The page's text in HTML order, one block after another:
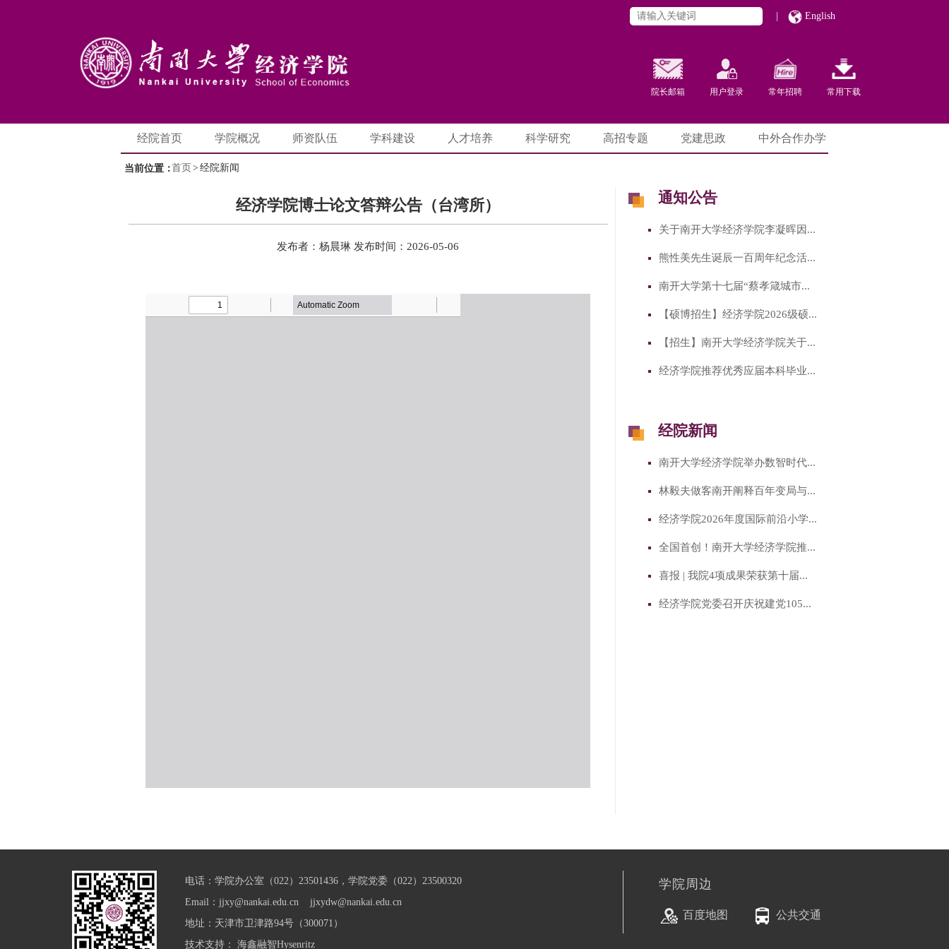
English
院长邮箱 用户登录 常年招聘 常用下载
经院首页 学院概况 师资队伍 学科建设 人才培养 科学研究 高招专题 党建思政 中外合作办学
当前位置：首页 > 经院新闻
经济学院博士论文答辩公告（台湾所）
发布者：杨晨琳 发布时间：2026-05-06
通知公告
关于南开大学经济学院李凝晖因...
熊性美先生诞辰一百周年纪念活...
南开大学第十七届“蔡孝箴城市...
【硕博招生】经济学院2026级硕...
【招生】南开大学经济学院关于...
经济学院推荐优秀应届本科毕业...
经院新闻
南开大学经济学院举办数智时代...
林毅夫做客南开阐释百年变局与...
经济学院2026年度国际前沿小学...
全国首创！南开大学经济学院推...
喜报 | 我院4项成果荣获第十届...
经济学院党委召开庆祝建党105...
电话：学院办公室（022）23501436，学院党委（022）23500320
Email：jjxy@nankai.edu.cn jjxydw@nankai.edu.cn
地址：天津市卫津路94号（300071）
技术支持： 海鑫融智Hysenritz
学院周边
百度地图 公共交通